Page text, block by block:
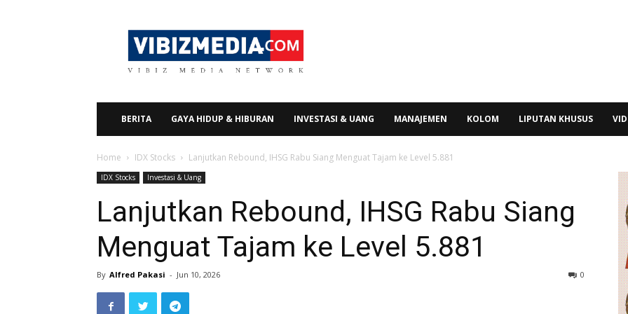
Vibizmedia.com
BERITA GAYA HIDUP & HIBURAN INVESTASI & UANG MANAJEMEN KOLOM LIPUTAN KHUSUS
Home IDX Stocks Lanjutkan Rebound, IHSG Rabu Siang Menguat Tajam ke Level 5.881
IDX Stocks Investasi & Uang
Lanjutkan Rebound, IHSG Rabu Siang
Menguat Tajam ke Level 5.881
By Alfred Pakasi - Jun 10, 2026 0